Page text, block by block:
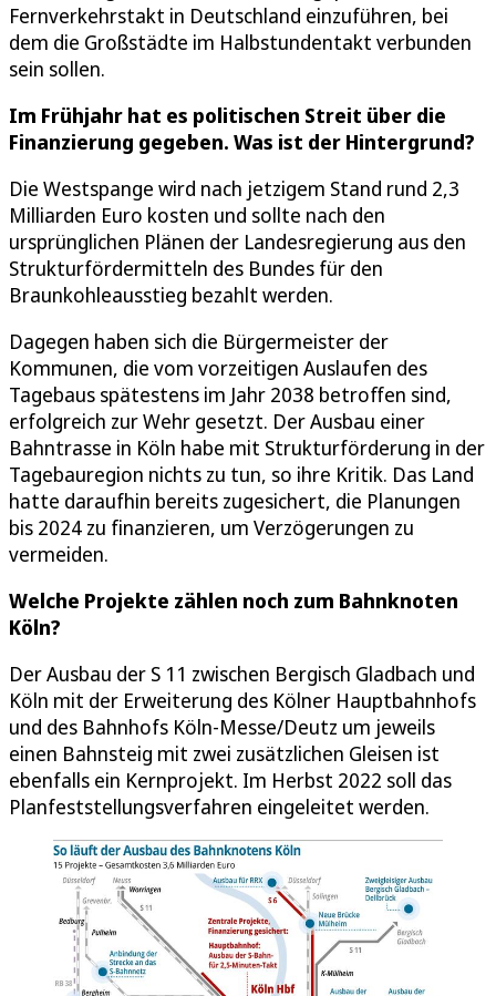
Fernverkehrstakt in Deutschland einzuführen, bei
dem die Großstädte im Halbstundentakt verbunden
sein sollen.
Im Frühjahr hat es politischen Streit über die
Finanzierung gegeben. Was ist der Hintergrund?
Die Westspange wird nach jetzigem Stand rund 2,3
Milliarden Euro kosten und sollte nach den
ursprünglichen Plänen der Landesregierung aus den
Strukturfördermitteln des Bundes für den
Braunkohleausstieg bezahlt werden.
Dagegen haben sich die Bürgermeister der
Kommunen, die vom vorzeitigen Auslaufen des
Tagebaus spätestens im Jahr 2038 betroffen sind,
erfolgreich zur Wehr gesetzt. Der Ausbau einer
Bahntrasse in Köln habe mit Strukturförderung in der
Tagebauregion nichts zu tun, so ihre Kritik. Das Land
hatte daraufhin bereits zugesichert, die Planungen
bis 2024 zu finanzieren, um Verzögerungen zu
vermeiden.
Welche Projekte zählen noch zum Bahnknoten
Köln?
Der Ausbau der S 11 zwischen Bergisch Gladbach und
Köln mit der Erweiterung des Kölner Hauptbahnhofs
und des Bahnhofs Köln-Messe/Deutz um jeweils
einen Bahnsteig mit zwei zusätzlichen Gleisen ist
ebenfalls ein Kernprojekt. Im Herbst 2022 soll das
Planfeststellungsverfahren eingeleitet werden.